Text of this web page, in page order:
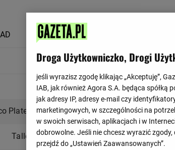
TERMINARZ
Ostatnie mecze
Platense 0 : 4
0 : 1
Talleres
Talleres 1 : 3
1 : 1
Velez
Droga Użytkowniczko, Drogi
jeśli wyrazisz zgodę klikając „Akceptuję”,
IAB, jak również Agora S.A. będąca spółką
jak adresy IP, adresy e-mail czy
marketingowych, w szczególności na
w swoich serwisach, aplikacjach i w
dobrowolne. Jeśli nie chcesz wyrazić
przejdź do „Ustawień Zaawansowanych”.